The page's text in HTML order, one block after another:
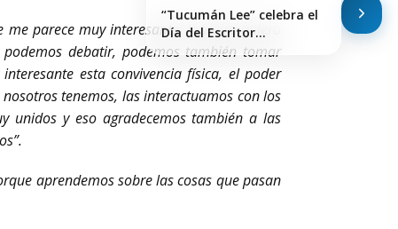
me parece muy interesante. Primero quiero
debatir, podemos también tomar
esta convivencia física, el poder
tenemos, las interactuamos con los
unidos y eso agradecemos también a las
aprendemos sobre las cosas que pasan
“Tucumán Lee” celebra el
Día del Escritor…